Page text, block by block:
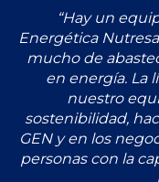
“Hay un
Energética
mucho de
en energía. La
nuestro
sostenibilidad,
GEN y en los
personas con la